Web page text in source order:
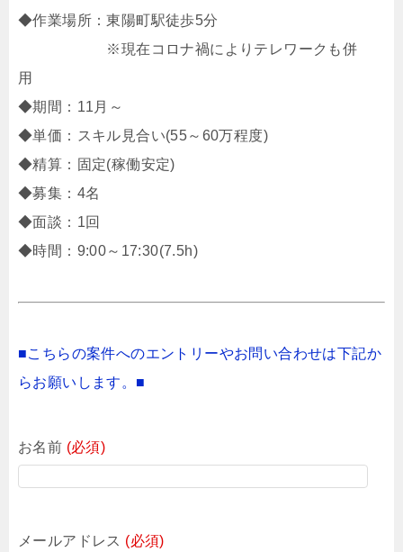
◆作業場所：東陽町駅徒歩5分
※現在コロナ禍によりテレワークも併
用
◆期間：11月～
◆単価：スキル見合い(55～60万程度)
◆精算：固定(稼働安定)
◆募集：4名
◆面談：1回
◆時間：9:00～17:30(7.5h)
■こちらの案件へのエントリーやお問い合わせは下記か
らお願いします。■
お名前 (必須)
メールアドレス (必須)